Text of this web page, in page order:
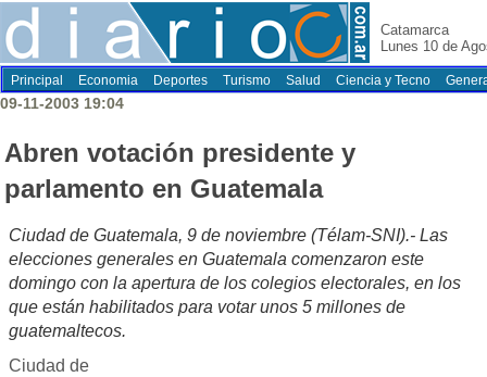
Catamarca
Lunes 10 de
Principal Economia Deportes Turismo Salud Ciencia y Tecno
09-11-2003 19:04
Abren votación presidente y
parlamento en Guatemala
Ciudad de Guatemala, 9 de noviembre (Télam-SNI).- Las
elecciones generales en Guatemala comenzaron este
domingo con la apertura de los colegios electorales, en los
que están habilitados para votar unos 5 millones de
guatemaltecos.
Ciudad de